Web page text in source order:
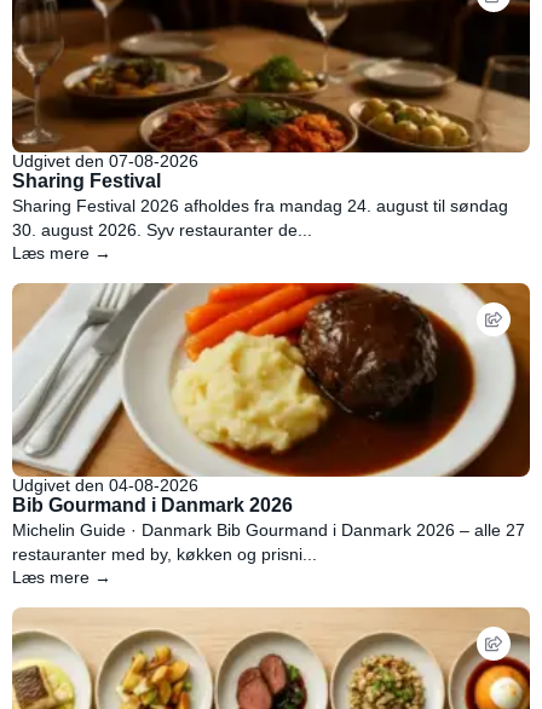
Udgivet den 07-08-2026
Sharing Festival
Sharing Festival 2026 afholdes fra mandag 24. august til søndag
30. august 2026. Syv restauranter de...
Læs mere →
Udgivet den 04-08-2026
Bib Gourmand i Danmark 2026
Michelin Guide · Danmark Bib Gourmand i Danmark 2026 – alle 27
restauranter med by, køkken og prisni...
Læs mere →